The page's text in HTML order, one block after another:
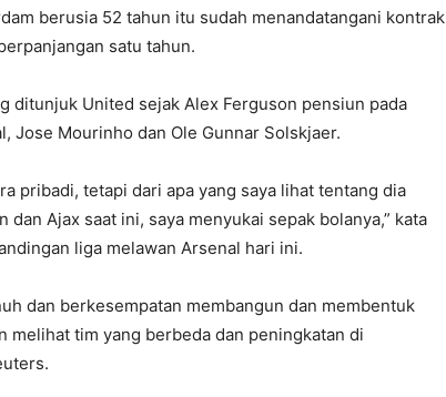
berusia 52 tahun itu sudah menandatangani kontrak
satu tahun.
ditunjuk United sejak Alex Ferguson pensiun pada
Jose Mourinho dan Ole Gunnar Solskjaer.
pribadi, tetapi dari apa yang saya lihat tentang dia
Ajax saat ini, saya menyukai sepak bolanya,” kata
liga melawan Arsenal hari ini.
dan berkesempatan membangun dan membentuk
melihat tim yang berbeda dan peningkatan di